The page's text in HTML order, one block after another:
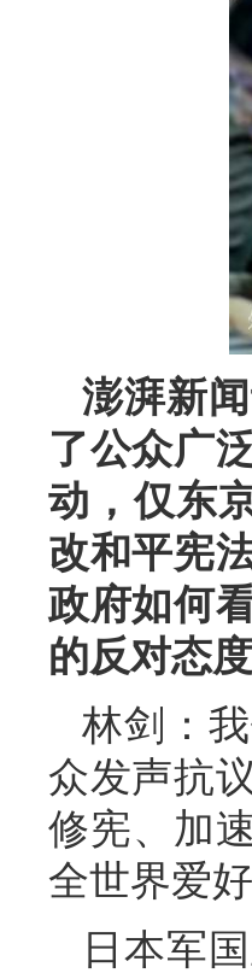
澎湃新
了公众广
动，仅东
改和平宪
政府如何
的反对态
林剑：
众发声抗
修宪、加
全世界爱
日本军